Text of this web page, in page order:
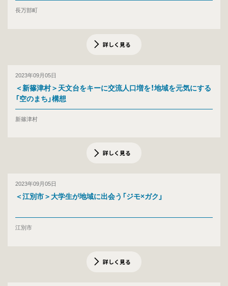
長万部町
詳しく見る
2023年09月05日
＜新篠津村＞天文台をキーに交流人口増を！地域を元気にする
「空のまち」構想
新篠津村
詳しく見る
2023年09月05日
＜江別市＞大学生が地域に出会う「ジモ×ガク」
江別市
詳しく見る